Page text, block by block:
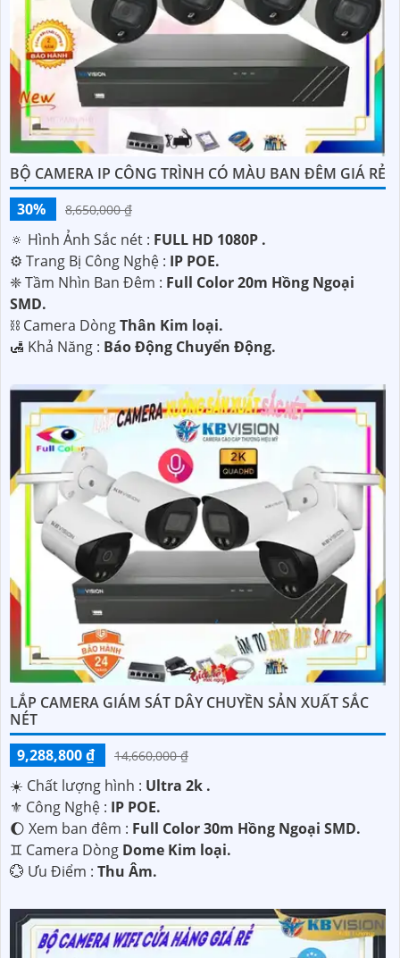
BỘ CAMERA IP CÔNG TRÌNH CÓ MÀU BAN ĐÊM GIÁ RẺ
30%
8,650,000 ₫
🔅 Hình Ảnh Sắc nét : FULL HD 1080P .
⚙ Trang Bị Công Nghệ : IP POE.
❈ Tầm Nhìn Ban Đêm : Full Color 20m Hồng Ngoại
SMD.
⛓ Camera DòngThân Kim loại.
️🛃 Khả Năng : Báo Động Chuyển Động.
LẮP CAMERA GIÁM SÁT DÂY CHUYỀN SẢN XUẤT SẮC
NÉT
9,288,800 ₫
14,660,000 ₫
☀️ Chất lượng hình : Ultra 2k .
⚜️ Công Nghệ : IP POE.
🌔 Xem ban đêm : Full Color 30m Hồng Ngoại SMD.
♊ Camera Dòng Dome Kim loại.
️💮 Ưu Điểm : Thu Âm.